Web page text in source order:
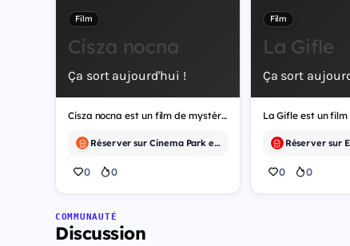
Film
Cisza nocna
Ça sort aujourd'hui !
Cisza nocna est un film de mystère.
Réserver sur Cinema Park et 5 autres
0 0
Film
La Gifle
Ça sort
La Gifle est un
0 0
COMMUNAUTÉ
Discussion